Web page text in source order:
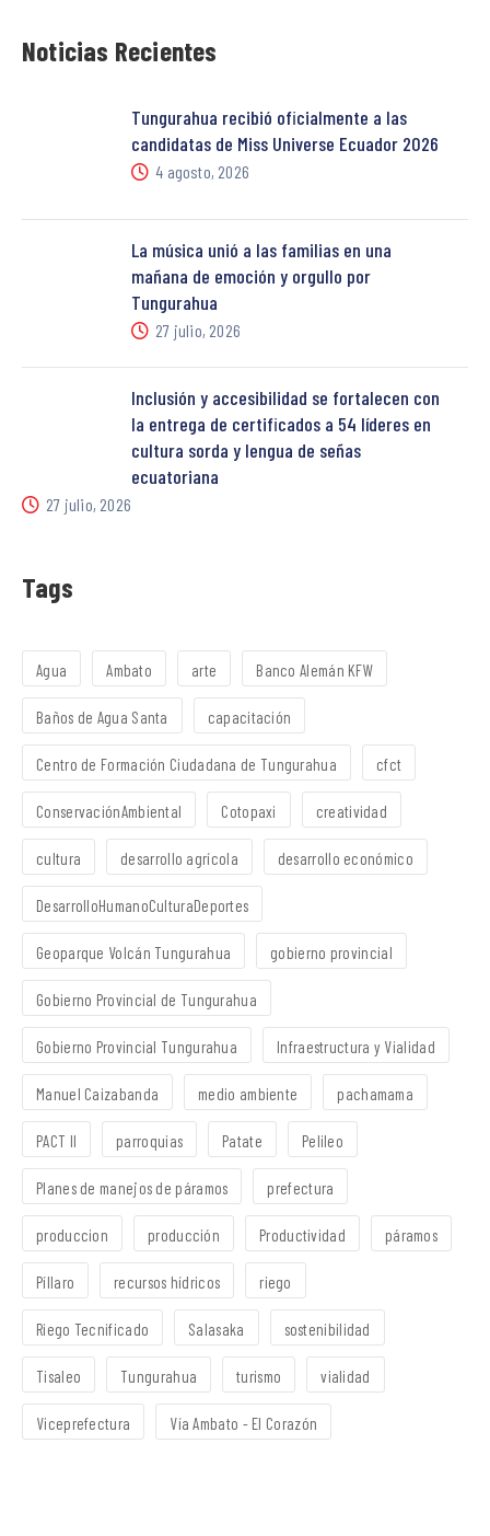
Noticias Recientes
Tungurahua recibió oficialmente a las
candidatas de Miss Universe Ecuador 2026
4 agosto, 2026
La música unió a las familias en una
mañana de emoción y orgullo por
Tungurahua
27 julio, 2026
Inclusión y accesibilidad se fortalecen con
la entrega de certificados a 54 líderes en
cultura sorda y lengua de señas
ecuatoriana
27 julio, 2026
Tags
Agua Ambato arte Banco Alemán KFW
Baños de Agua Santa capacitación
Centro de Formación Ciudadana de Tungurahua cfct
ConservaciónAmbiental Cotopaxi creatividad
cultura desarrollo agrícola desarrollo económico
DesarrolloHumanoCulturaDeportes
Geoparque Volcán Tungurahua gobierno provincial
Gobierno Provincial de Tungurahua
Gobierno Provincial Tungurahua Infraestructura y Vialidad
Manuel Caizabanda medio ambiente pachamama
PACT II parroquias Patate Pelileo
Planes de manejos de páramos prefectura
produccion producción Productividad páramos
Píllaro recursos hídricos riego
Riego Tecnificado Salasaka sostenibilidad
Tisaleo Tungurahua turismo vialidad
Viceprefectura Vía Ambato - El Corazón